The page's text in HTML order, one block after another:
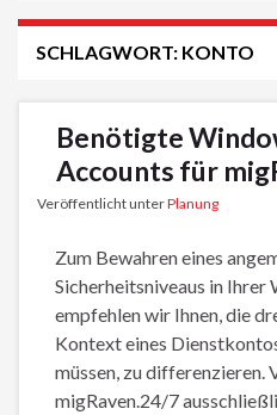
SCHLAGWORT: KONTO
Benötigte
Accounts für
Veröffentlicht unterPlanung
Zum Bewahren eines
Sicherheitsniveaus in Ihrer
empfehlen wir Ihnen, die
Kontext eines
müssen, zu differenzieren.
migRaven.24/7